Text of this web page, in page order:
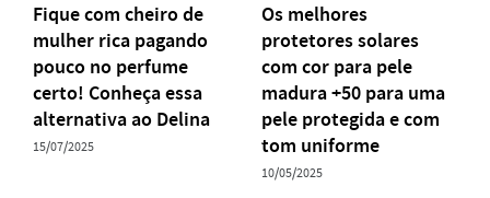
Fique com cheiro de
mulher rica pagando
pouco no perfume
certo! Conheça essa
alternativa ao Delina
15/07/2025
Os melhores
protetores solares
com cor para pele
madura +50 para uma
pele protegida e com
tom uniforme
10/05/2025